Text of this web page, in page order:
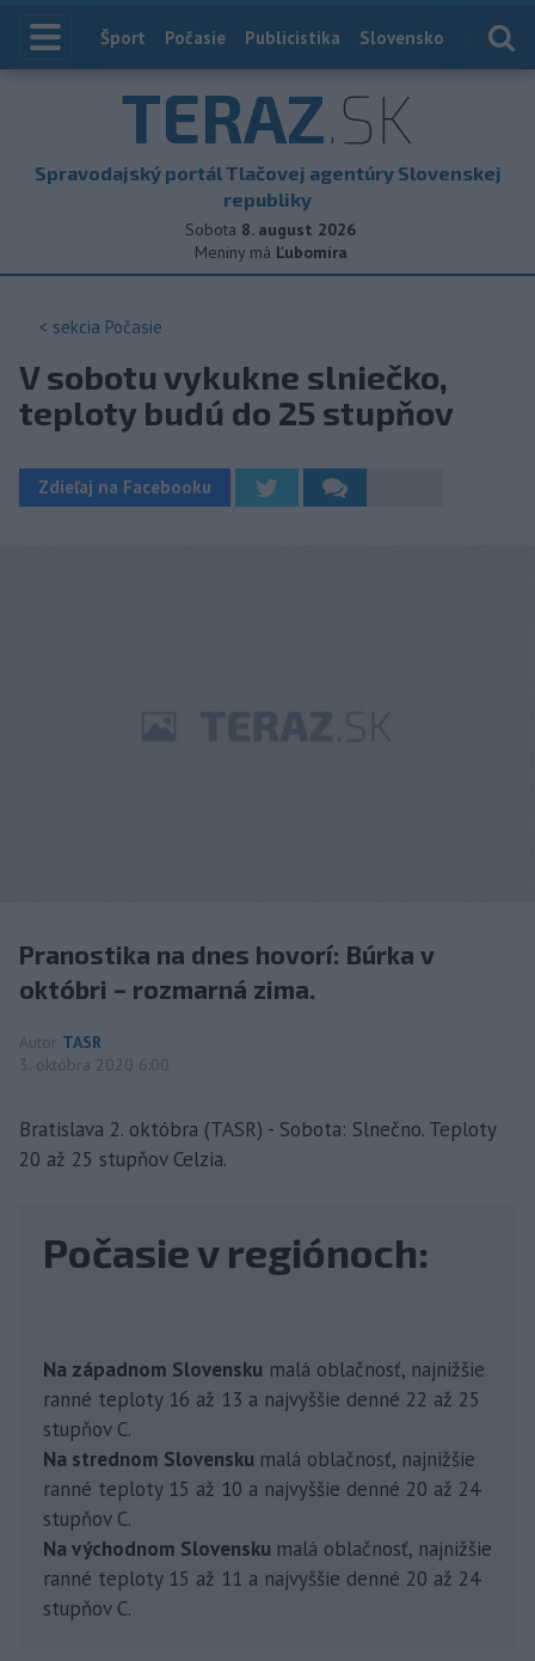
Index
Šport Počasie Publicistika Slovensko
TERAZ.SK
Spravodajský portál Tlačovej agentúry Slovenskej
republiky
Sobota 8. august 2026
Meniny má Ľubomíra
< sekcia Počasie
V sobotu vykukne slniečko,
teploty budú do 25 stupňov
Zdieľaj na Facebooku
Pranostika na dnes hovorí: Búrka v
októbri – rozmarná zima.
Autor TASR
3. októbra 2020 6:00
Bratislava 2. októbra (TASR) - Sobota: Slnečno. Teploty
20 až 25 stupňov Celzia.
Počasie v regiónoch:
Na západnom Slovensku malá oblačnosť, najnižšie
ranné teploty 16 až 13 a najvyššie denné 22 až 25
stupňov C.
Na strednom Slovensku malá oblačnosť, najnižšie
ranné teploty 15 až 10 a najvyššie denné 20 až 24
stupňov C.
Na východnom Slovensku malá oblačnosť, najnižšie
ranné teploty 15 až 11 a najvyššie denné 20 až 24
stupňov C.